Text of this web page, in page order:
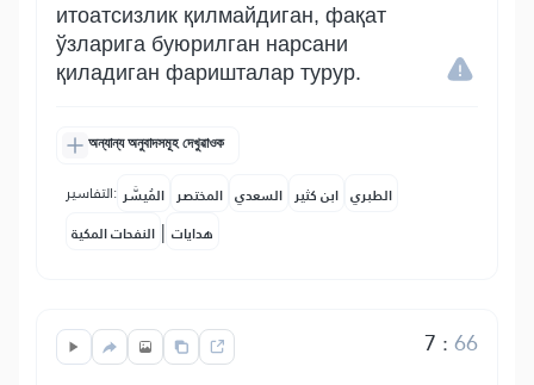
итоатсизлик қилмайдиган, фақат
ўзларига буюрилган нарсани
қиладиган фаришталар турур.
অন্যান্য অনুবাদসমূহ দেখুৱাওক
التفاسير: المُيسَّر المختصر السعدي ابن كثير الطبري
النفحات المكية | هدايات
7 :66